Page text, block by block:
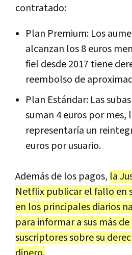
contratado:
Plan Premium: Los
alcanzan los 8 euros
fiel desde 2017 tiene
reembolso de
Plan Estándar: Las
suman 4 euros por mes,
representaría un
euros por usuario.
Además de los pagos, la
Netflix publicar el fallo en
en los principales diarios
para informar a sus más
suscriptores sobre su